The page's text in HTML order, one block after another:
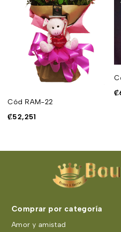
Cód RAM-22
₡52,251
₡
Comprar por categoría
Amor y amistad